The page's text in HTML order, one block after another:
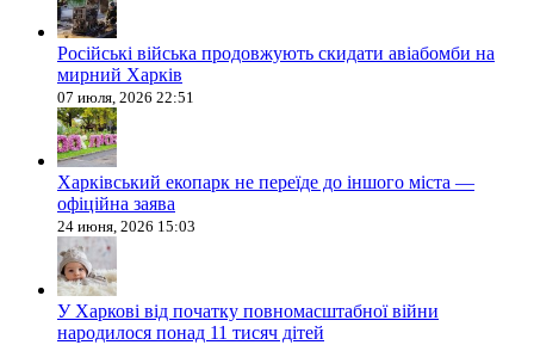
Російські війська продовжують скидати авіабомби на
мирний Харків
07 июля, 2026 22:51
Харківський екопарк не переїде до іншого міста —
офіційна заява
24 июня, 2026 15:03
У Харкові від початку повномасштабної війни
народилося понад 11 тисяч дітей